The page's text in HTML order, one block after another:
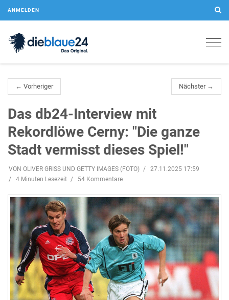
ANMELDEN
← Vorheriger Nächster →
Das db24-Interview mit
Rekordlöwe Cerny: "Die ganze
Stadt vermisst dieses Spiel!"
VON OLIVER GRISS UND GETTY IMAGES (FOTO)
27.11.2025 17:59
4 Minuten Lesezeit
54 Kommentare